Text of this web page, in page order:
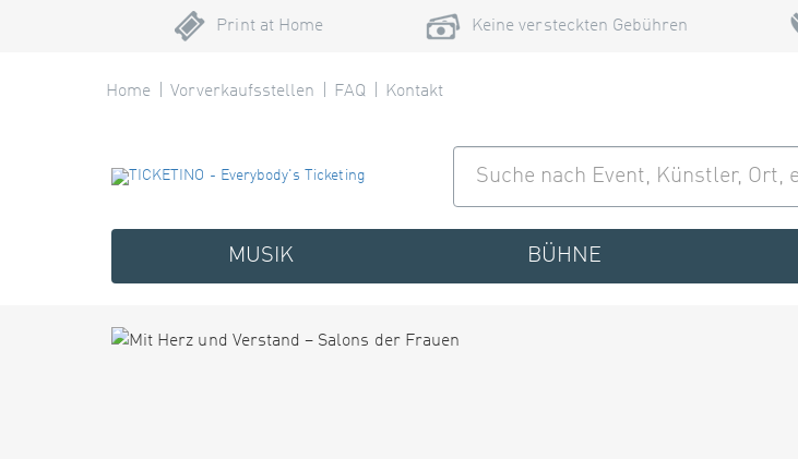
Print at Home Keine versteckten Gebühren
Home Vorverkaufsstellen FAQ Kontakt
MUSIK BÜHNE